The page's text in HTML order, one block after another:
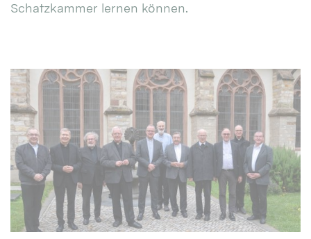
Schatzkammer lernen können.